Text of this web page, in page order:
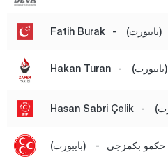
دوزجا
أدرنة
إلازغ
إيرزينجان
أرضروم
غازي عنتاب
Fatih Burak - (بايبورت)
Hakan Turan - (بايبورت)
Hasan Sabri Çelik -
حكمو بكمزجي - (بايبورت)